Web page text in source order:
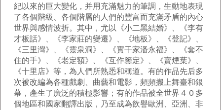
紀以來的巨大變化，并用充滿魅力的筆調，生動地表現
了各個階級、各個階層的人們的豐富而充滿矛盾的內心
世界與感情波折。其中，尤以《小二黑結婚》、《李有
才板話》、《李家莊的變遷》、《地板》、《登記》、
《三里灣》、《靈泉洞》、《實干家潘永福》、《套不
住的手》、《老定額》、《互作鑒定》、《賣煙葉》、
《十里店》等，為人們所熟悉和稱道。有的作品先后多
次被改編為各種戲劇、曲藝和電影，頻頻搬上舞臺和銀
幕，產生了廣泛的積極影響；有的作品被全世界４０多
個地區和國家翻譯出版，乃至成為飲譽歐洲、亞洲、非